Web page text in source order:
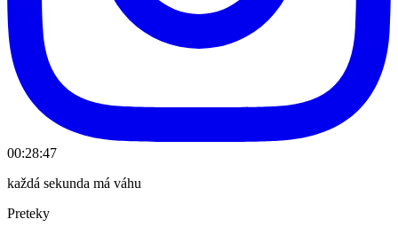
00:28:47
každá sekunda má váhu
Preteky